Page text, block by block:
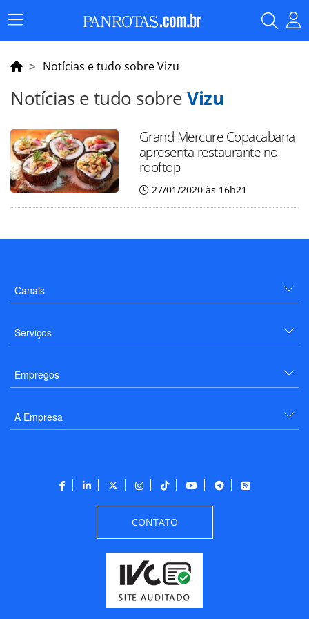
Menu
Principal
Notícias e tudo sobre Vizu
Notícias e tudo sobreVizu
Grand Mercure Copacabana
apresenta restaurante no
rooftop
27/01/2020 às 16h21
Canais
Serviços
Empregos
A Empresa
CONTATO